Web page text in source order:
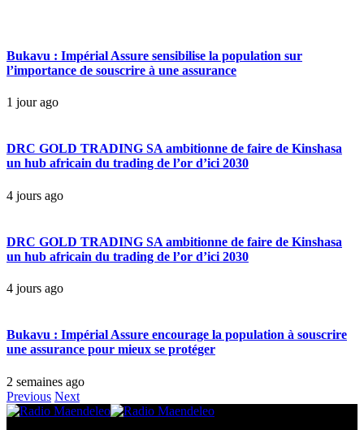
Bukavu : Impérial Assure sensibilise la population sur
l’importance de souscrire à une assurance
1 jour ago
DRC GOLD TRADING SA ambitionne de faire de Kinshasa
un hub africain du trading de l’or d’ici 2030
4 jours ago
DRC GOLD TRADING SA ambitionne de faire de Kinshasa
un hub africain du trading de l’or d’ici 2030
4 jours ago
Bukavu : Impérial Assure encourage la population à souscrire
une assurance pour mieux se protéger
2 semaines ago
Previous Next